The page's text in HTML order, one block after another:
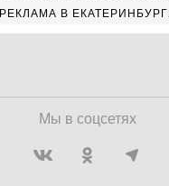
РЕКЛАМА В
Мы в соцсетях